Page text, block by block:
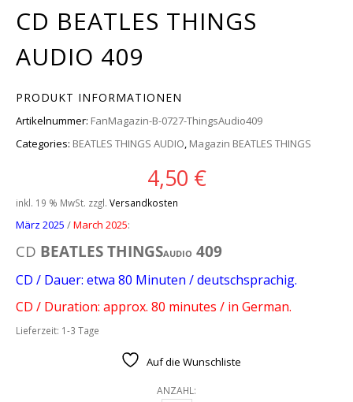
CD BEATLES THINGS
AUDIO 409
PRODUKT INFORMATIONEN
Artikelnummer: FanMagazin-B-0727-ThingsAudio409
Categories: BEATLES THINGS AUDIO, Magazin BEATLES THINGS
4,50 €
inkl. 19 % MwSt. zzgl. Versandkosten
März 2025 /March 2025:
CD BEATLES THINGSAUDIO 409
CD / Dauer: etwa 80 Minuten / deutschsprachig.
CD / Duration: approx. 80 minutes / in German.
Lieferzeit: 1-3 Tage
Auf die Wunschliste
ANZAHL: